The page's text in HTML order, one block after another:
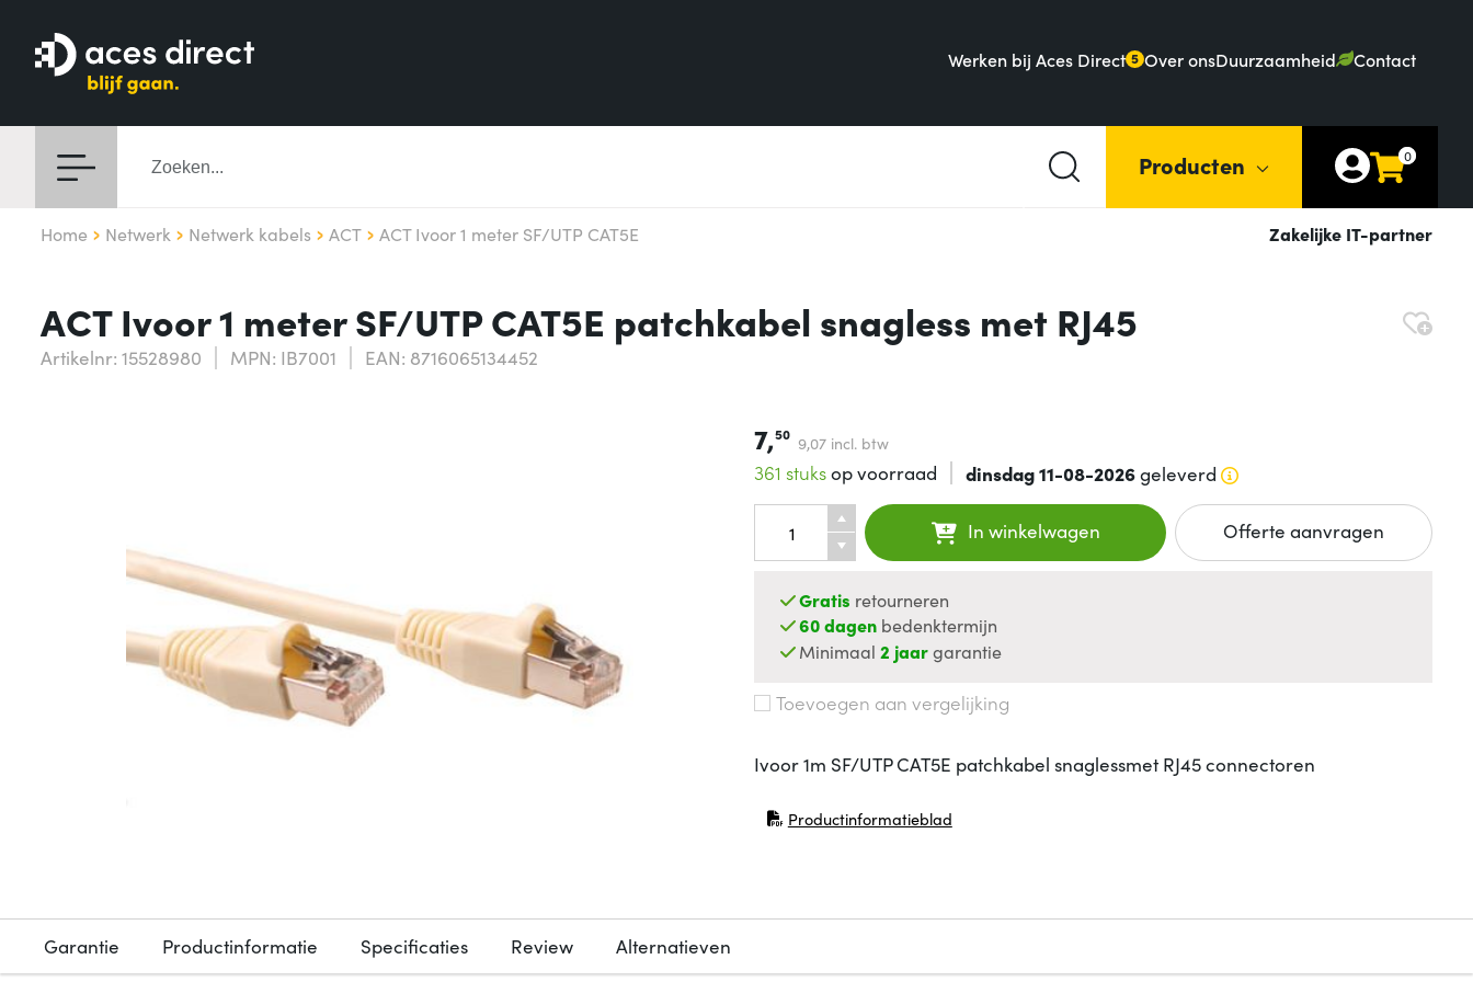
Werken bij Aces Direct 5 Over onsDuurzaamheid Contact
Producten 0
Home Netwerk Netwerk kabels ACT ACT Ivoor 1 meter SF/UTP CAT5E Zakelijke IT-partner
ACT Ivoor 1 meter SF/UTP CAT5E patchkabel snagless met RJ45
Artikelnr: 15528980 MPN: IB7001 EAN: 8716065134452
7,50 9,07 incl. btw
361 stuksop voorraad dinsdag 11-08-2026geleverd
In winkelwagen Offerte aanvragen
Gratis retourneren
60 dagen bedenktermijn
Minimaal2 jaargarantie
Toevoegen aan vergelijking
Ivoor 1m SF/UTP CAT5E patchkabel snaglessmet RJ45 connectoren
Productinformatieblad
(opent in nieuw venster)
Garantie Productinformatie Specificaties Review Alternatieven